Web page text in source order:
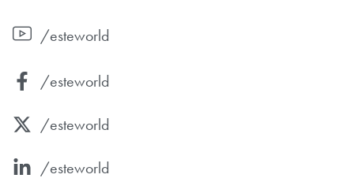
/esteworld
/esteworld
/esteworld
/esteworld